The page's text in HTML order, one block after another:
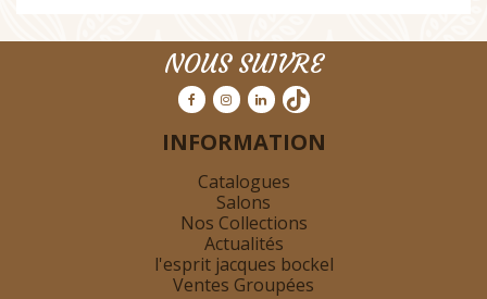
NOUS SUIVRE
INFORMATION
Catalogues
Salons
Nos Collections
Actualités
l'esprit jacques bockel
Ventes Groupées